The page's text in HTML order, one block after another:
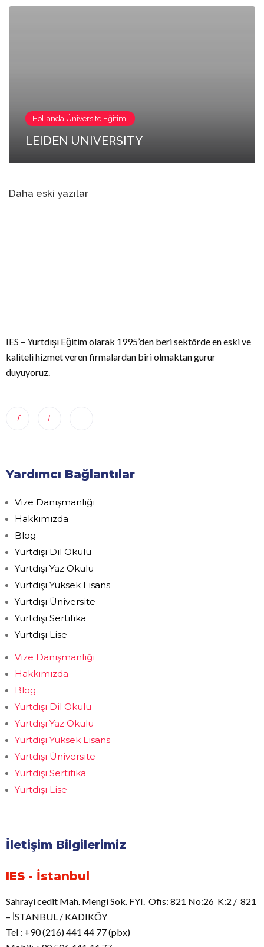
Hollanda Üniversite Eğitimi
LEIDEN UNIVERSITY
Daha eski yazılar
IES – Yurtdışı Eğitim olarak 1995’den beri sektörde en eski ve
kaliteli hizmet veren firmalardan biri olmaktan gurur
duyuyoruz.
Yardımcı Bağlantılar
Vize Danışmanlığı
Hakkımızda
Blog
Yurtdışı Dil Okulu
Yurtdışı Yaz Okulu
Yurtdışı Yüksek Lisans
Yurtdışı Üniversite
Yurtdışı Sertifika
Yurtdışı Lise
Vize Danışmanlığı
Hakkımızda
Blog
Yurtdışı Dil Okulu
Yurtdışı Yaz Okulu
Yurtdışı Yüksek Lisans
Yurtdışı Üniversite
Yurtdışı Sertifika
Yurtdışı Lise
İletişim Bilgilerimiz
IES - İstanbul
Sahrayi cedit Mah. Mengi Sok. FYI. Ofis: 821 No:26 K:2 / 821
– İSTANBUL / KADIKÖY
Tel : +90 (216) 441 44 77 (pbx)